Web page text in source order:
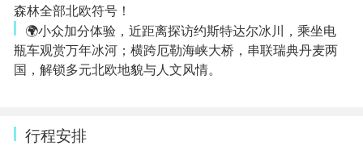
森林全部北欧符号！
🌍小众加分体验，近距离探访约斯特达尔冰川，乘坐电
瓶车观赏万年冰河；横跨厄勒海峡大桥，串联瑞典丹麦两
国，解锁多元北欧地貌与人文风情。
行程安排